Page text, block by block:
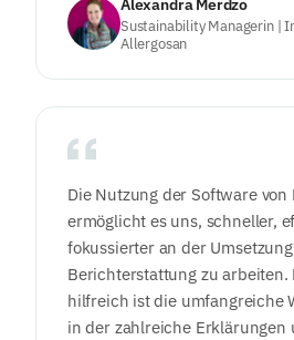
Alexandra Merdzo
Sustainability Managerin |
Allergosan
Die Nutzung der Software von
ermöglicht es uns, schneller,
fokussierter an der
Berichterstattung zu arbeiten.
hilfreich ist die umfangreiche
in der zahlreiche Erklärungen